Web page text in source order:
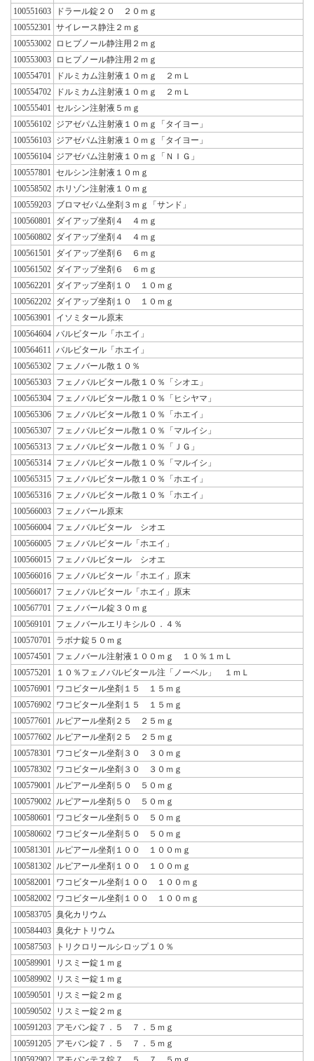
100551603
ドラール錠２０ ２０ｍｇ
100552301
サイレース静注２ｍｇ
100553002
ロヒプノール静注用２ｍｇ
100553003
ロヒプノール静注用２ｍｇ
100554701
ドルミカム注射液１０ｍｇ ２ｍＬ
100554702
ドルミカム注射液１０ｍｇ ２ｍＬ
100555401
セルシン注射液５ｍｇ
100556102 ジアゼパム注射液１０ｍｇ「タイヨー」
100556103 ジアゼパム注射液１０ｍｇ「タイヨー」
100556104 ジアゼパム注射液１０ｍｇ「ＮＩＧ」
100557801
セルシン注射液１０ｍｇ
100558502 ホリゾン注射液１０ｍｇ
100559203 ブロマゼパム坐剤３ｍｇ「サンド」
100560801
ダイアップ坐剤４ ４ｍｇ
100560802 ダイアップ坐剤４ ４ｍｇ
100561501
ダイアップ坐剤６ ６ｍｇ
100561502 ダイアップ坐剤６ ６ｍｇ
100562201
ダイアップ坐剤１０ １０ｍｇ
100562202 ダイアップ坐剤１０ １０ｍｇ
100563901
イソミタール原末
100564604 バルビタール「ホエイ」
100564611
バルビタール「ホエイ」
100565302 フェノバール散１０％
100565303 フェノバルビタール散１０％「シオエ」
100565304 フェノバルビタール散１０％「ヒシヤマ」
100565306 フェノバルビタール散１０％「ホエイ」
100565307 フェノバルビタール散１０％「マルイシ」
100565313 フェノバルビタール散１０％「ＪＧ」
100565314 フェノバルビタール散１０％「マルイシ」
100565315 フェノバルビタール散１０％「ホエイ」
100565316 フェノバルビタール散１０％「ホエイ」
100566003 フェノバール原末
100566004 フェノバルビタール シオエ
100566005 フェノバルビタール「ホエイ」
100566015 フェノバルビタール シオエ
100566016 フェノバルビタール「ホエイ」原末
100566017 フェノバルビタール「ホエイ」原末
100567701
フェノバール錠３０ｍｇ
100569101
フェノバールエリキシル０．４％
100570701
ラボナ錠５０ｍｇ
100574501
フェノバール注射液１００ｍｇ １０％１ｍＬ
100575201
１０％フェノバルビタール注「ノーベル」 １ｍＬ
100576901
ワコビタール坐剤１５ １５ｍｇ
100576902 ワコビタール坐剤１５ １５ｍｇ
100577601
ルピアール坐剤２５ ２５ｍｇ
100577602
ルピアール坐剤２５ ２５ｍｇ
100578301
ワコビタール坐剤３０ ３０ｍｇ
100578302 ワコビタール坐剤３０ ３０ｍｇ
100579001
ルピアール坐剤５０ ５０ｍｇ
100579002
ルピアール坐剤５０ ５０ｍｇ
100580601
ワコビタール坐剤５０ ５０ｍｇ
100580602 ワコビタール坐剤５０ ５０ｍｇ
100581301
ルピアール坐剤１００ １００ｍｇ
100581302
ルピアール坐剤１００ １００ｍｇ
100582001
ワコビタール坐剤１００ １００ｍｇ
100582002 ワコビタール坐剤１００ １００ｍｇ
100583705 臭化カリウム
100584403 臭化ナトリウム
100587503
トリクロリールシロップ１０％
100589901
リスミー錠１ｍｇ
100589902
リスミー錠１ｍｇ
100590501
リスミー錠２ｍｇ
100590502
リスミー錠２ｍｇ
100591203 アモバン錠７．５ ７．５ｍｇ
100591205 アモバン錠７．５ ７．５ｍｇ